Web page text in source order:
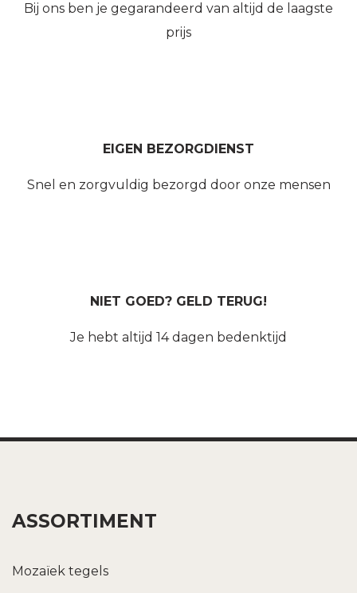
Bij ons ben je gegarandeerd van altijd de laagste
prijs
EIGEN BEZORGDIENST
Snel en zorgvuldig bezorgd door onze mensen
NIET GOED? GELD TERUG!
Je hebt altijd 14 dagen bedenktijd
ASSORTIMENT
Mozaïek tegels